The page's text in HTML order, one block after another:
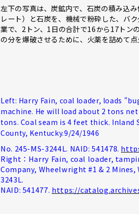
左下の写真は、炭鉱内で、石炭の積み込
レート）と石炭を、機械で粉砕した、バ
業で、2トン、1日の合計で16から17トン
の分を爆破させるために、火薬を詰めて点
Left: Harry Fain, coal loader, loads
machine. He will load about 2 tons
tons. Coal seam is 4 feet thick. Inland
County, Kentucky.9/24/1946
No. 245-MS-3244L. NAID: 541478.
Right：Harry Fain, coal loader,
Company, Wheelwright #1 & 2
3243L.
NAID: 541477. https://